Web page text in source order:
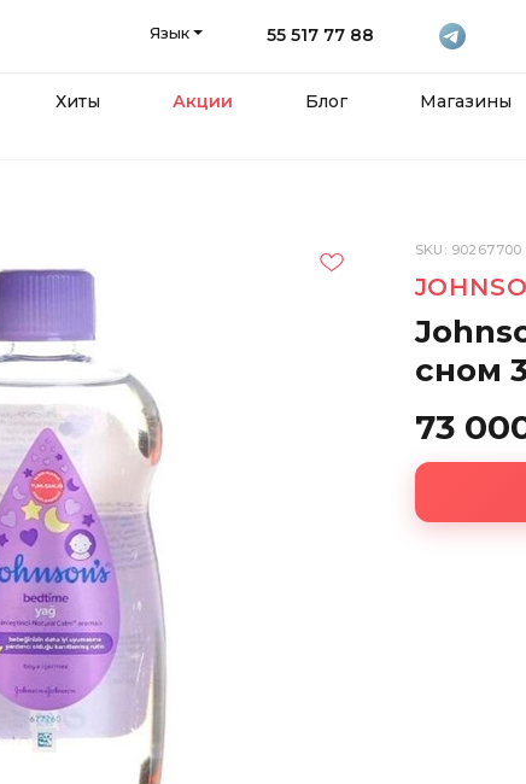
Язык 55 517 77 88
Хиты Акции Блог Магазины
SKU: 90267700
сном
73